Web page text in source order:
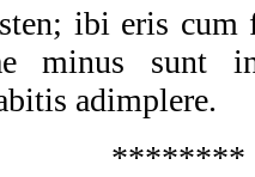
ibi eris
minus sunt
adimplere.
********